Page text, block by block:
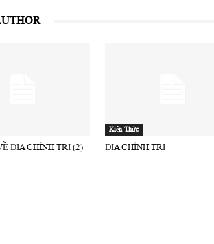
ĐỊA CHÍNH TRỊ (2)
Kiến Thức
ĐỊA CHÍNH TRỊ